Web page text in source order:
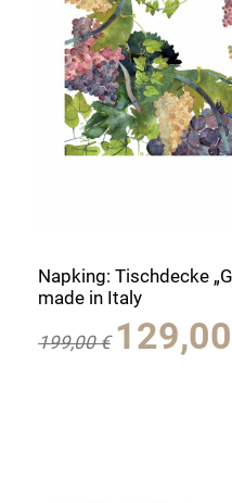
Napking: Tischdecke
made in Italy
199,00€
Ursprünglicher
Preis
129,00